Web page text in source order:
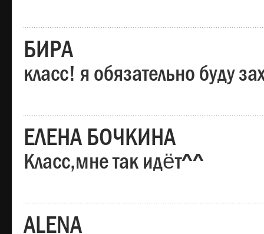
БИРА
класс! я обязательно буду
ЕЛЕНА БОЧКИНА
Класс,мне так идёт^^
ALENA